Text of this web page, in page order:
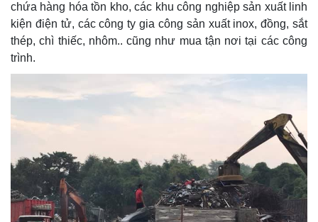
chứa hàng hóa tồn kho, các khu công nghiệp sản xuất linh
kiện điện tử, các công ty gia công sản xuất inox, đồng, sắt
thép, chì thiếc, nhôm.. cũng như mua tận nơi tại các công
trình.